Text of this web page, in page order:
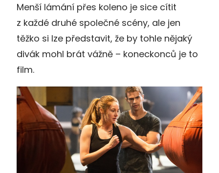
Menší lámání přes koleno je sice cítit
z každé druhé společné scény, ale jen
těžko si lze představit, že by tohle nějaký
divák mohl brát vážně – koneckonců je to
film.